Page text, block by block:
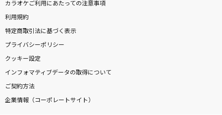
カラオケご利用にあたっての注意事項
利用規約
特定商取引法に基づく表示
プライバシーポリシー
クッキー設定
インフォマティブデータの取得について
ご契約方法
企業情報（コーポレートサイト）